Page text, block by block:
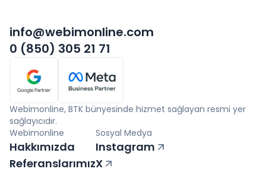
info@webimonline.com
0 (850) 305 21 71
Webimonline, BTK bünyesinde hizmet sağlayan resmi yer
sağlayıcıdır.
Webimonline
Hakkımızda
Referanslarımız
Sosyal Medya
Instagram
X